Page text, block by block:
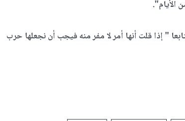
الأيام".
" إذا قلت أنها أمر لا مفر منه فيجب أن نجعلها حرب